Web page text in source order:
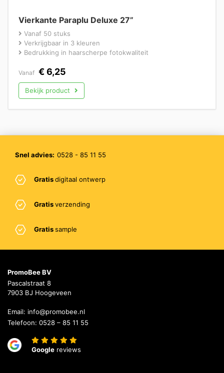
Vierkante Paraplu Deluxe 27”
Vanaf 50 stuks
Verkrijgbaar in 3 kleuren
Bedrukking in haarscherpe fotokwaliteit
Vanaf €6,25
Bekijk product
Snel advies: 0528 - 85 11 55
Gratisdigitaal ontwerp
Gratisverzending
Gratissample
PromoBee BV
Pascalstraat 8
7903 BJ Hoogeveen
Email: info@promobee.nl
Telefoon: 0528 – 85 11 55
Google reviews